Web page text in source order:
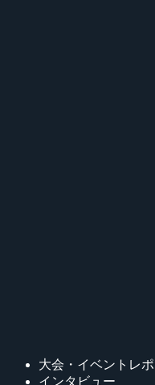
大会・イベントレポ
インタビュー